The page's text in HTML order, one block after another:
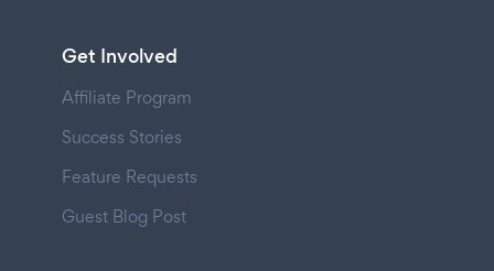
Get Involved
Affiliate Program
Success Stories
Feature Requests
Guest Blog Post